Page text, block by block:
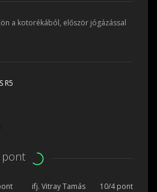
a kotorékából, először jógázással
R5
pont
ifj. Vitray Tamás
10/4 pont